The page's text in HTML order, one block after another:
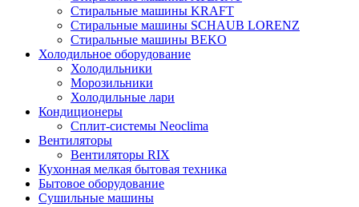
Стиральные машины KRAFT
Стиральные машины SCHAUB LORENZ
Стиральные машины BEKO
Холодильное оборудование
Холодильники
Морозильники
Холодильные лари
Кондиционеры
Сплит-системы Neoclima
Вентиляторы
Вентиляторы RIX
Кухонная мелкая бытовая техника
Бытовое оборудование
Сушильные машины